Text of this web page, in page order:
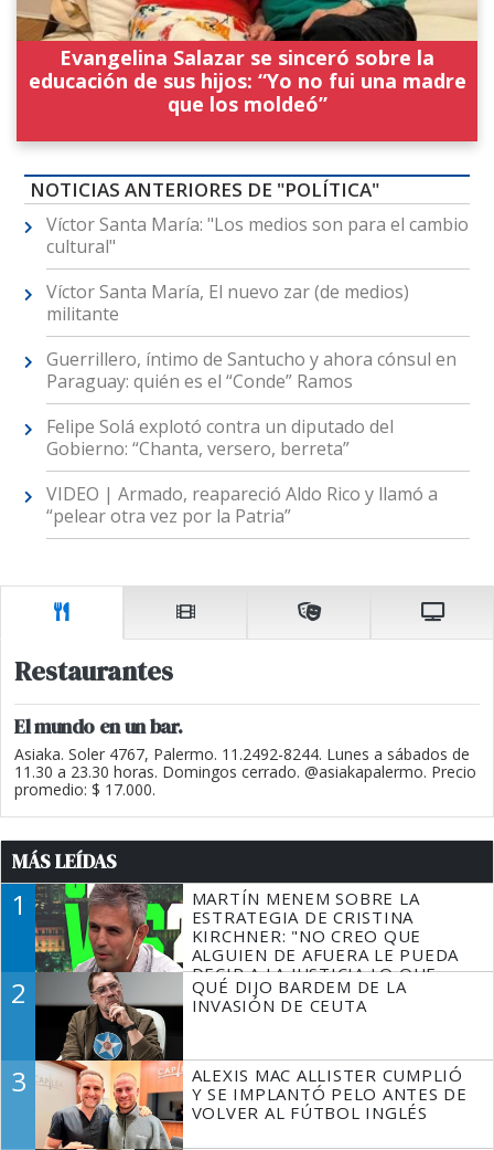
Evangelina Salazar se sinceró sobre la
educación de sus hijos: “Yo no fui una madre
que los moldeó”
NOTICIAS ANTERIORES DE "POLÍTICA"
Víctor Santa María: "Los medios son para el cambio
cultural"
Víctor Santa María, El nuevo zar (de medios)
militante
Guerrillero, íntimo de Santucho y ahora cónsul en
Paraguay: quién es el “Conde” Ramos
Felipe Solá explotó contra un diputado del
Gobierno: “Chanta, versero, berreta”
VIDEO | Armado, reapareció Aldo Rico y llamó a
“pelear otra vez por la Patria”
Restaurantes
El mundo en un bar.
Asiaka. Soler 4767, Palermo. 11.2492-8244. Lunes a sábados de
11.30 a 23.30 horas. Domingos cerrado. @asiakapalermo. Precio
promedio: $ 17.000.
MÁS LEÍDAS
1
MARTÍN MENEM SOBRE LA
ESTRATEGIA DE CRISTINA
KIRCHNER: "NO CREO QUE
ALGUIEN DE AFUERA LE PUEDA
DECIR A LA JUSTICIA LO QUE
TIENE QUE HACER"
2
QUÉ DIJO BARDEM DE LA
INVASIÓN DE CEUTA
3
ALEXIS MAC ALLISTER CUMPLIÓ
Y SE IMPLANTÓ PELO ANTES DE
VOLVER AL FÚTBOL INGLÉS